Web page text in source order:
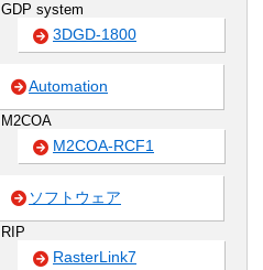
GDP system
3DGD-1800
Automation
M2COA
M2COA-RCF1
ソフトウェア
RIP
RasterLink7